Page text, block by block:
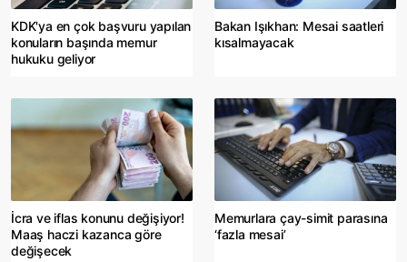
KDK'ya en çok başvuru yapılan
konuların başında memur
hukuku geliyor
Bakan Işıkhan: Mesai saatleri
kısalmayacak
İcra ve iflas konunu değişiyor!
Maaş haczi kazanca göre
değişecek
Memurlara çay-simit parasına
‘fazla mesai’